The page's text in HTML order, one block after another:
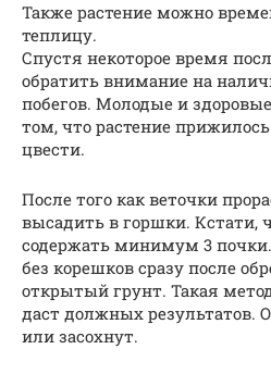
Также растение можно
теплицу.
Спустя некоторое время
обратить внимание на
побегов. Молодые и
том, что растение
цвести.
После того как веточки
высадить в горшки. Кстати,
содержать минимум 3
без корешков сразу после
открытый грунт. Такая
даст должных результатов.
или засохнут.